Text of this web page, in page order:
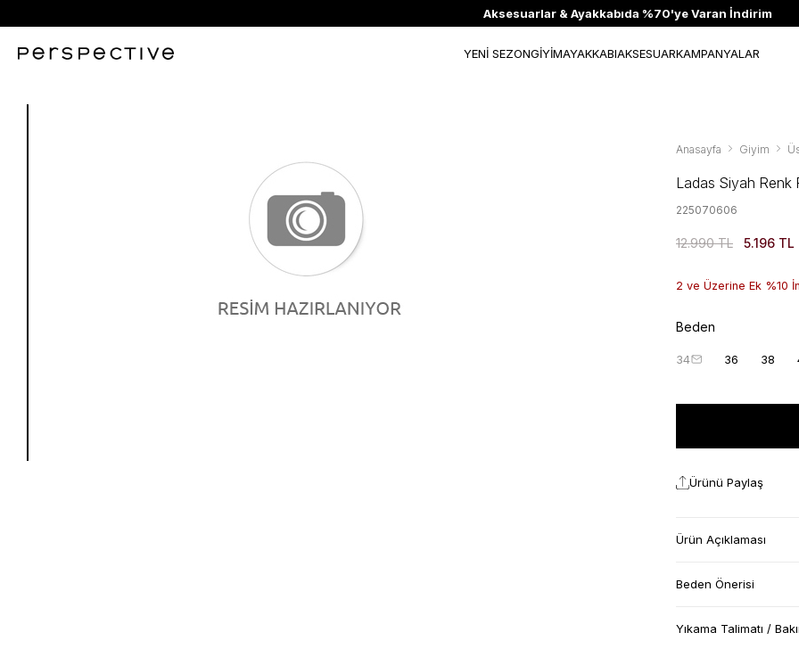
Aksesuarlar & Ayakkabıda %70'ye Varan İndirim
YENİ SEZONGİYİMAYAKKABIAKSESUARKAMPANYALAR
Anasayfa Giyim
Ladas Siyah Renk
225070606
12.990 TL 5.196 TL
2 ve Üzerine Ek %10
Beden
34 36 38
Ürünü Paylaş
Ürün Açıklaması
Beden Önerisi
Yıkama Talimatı /